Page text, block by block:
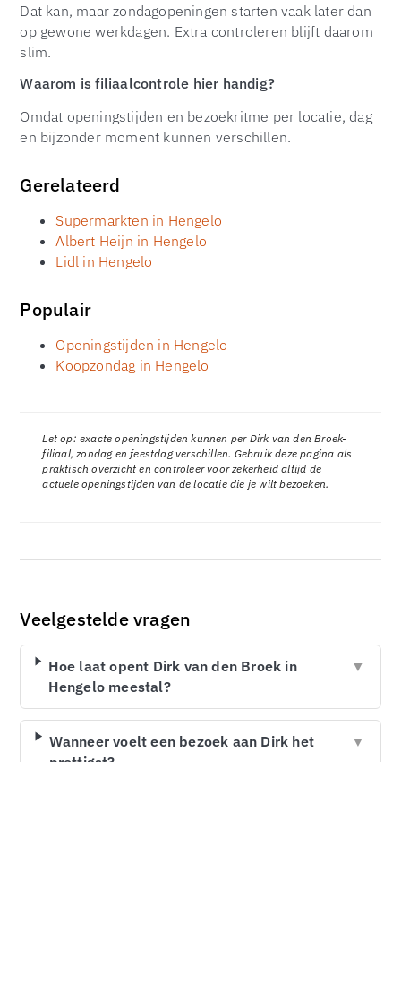
Dat kan, maar zondagopeningen starten vaak later dan
op gewone werkdagen. Extra controleren blijft daarom
slim.
Waarom is filiaalcontrole hier handig?
Omdat openingstijden en bezoekritme per locatie, dag
en bijzonder moment kunnen verschillen.
Gerelateerd
Supermarkten in Hengelo
Albert Heijn in Hengelo
Lidl in Hengelo
Populair
Openingstijden in Hengelo
Koopzondag in Hengelo
Let op: exacte openingstijden kunnen per Dirk van den Broek-
filiaal, zondag en feestdag verschillen. Gebruik deze pagina als
praktisch overzicht en controleer voor zekerheid altijd de
actuele openingstijden van de locatie die je wilt bezoeken.
Veelgestelde vragen
Hoe laat opent Dirk van den Broek in
Hengelo meestal?
▼
Wanneer voelt een bezoek aan Dirk het
prettigst?
▼